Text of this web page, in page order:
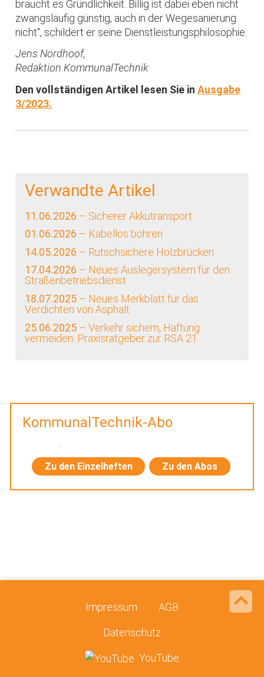
braucht es Gründlichkeit. Billig ist dabei eben nicht
zwangsläufig günstig, auch in der Wegesanierung
nicht“, schildert er seine Dienstleistungsphilosophie.
Jens Nordhoof,
Redaktion KommunalTechnik
Den vollständigen Artikel lesen Sie inAusgabe
3/2023.
Verwandte Artikel
11.06.2026 – Sicherer Akkutransport
01.06.2026 – Kabellos bohren
14.05.2026 – Rutschsichere Holzbrücken
17.04.2026 – Neues Auslegersystem für den
Straßenbetriebsdienst
18.07.2025 – Neues Merkblatt für das
Verdichten von Asphalt
25.06.2025 – Verkehr sichern, Haftung
vermeiden: Praxisratgeber zur RSA 21
KommunalTechnik-Abo
Zu den Einzelheften Zu den Abos
Impressum AGB
Datenschutz
YouTube